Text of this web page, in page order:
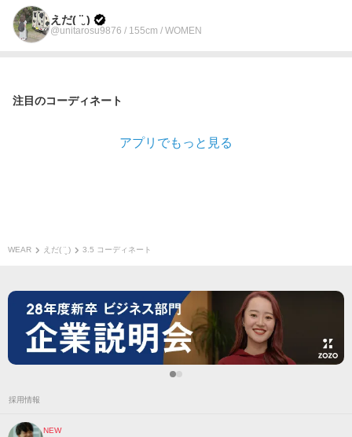
えだ( ¨̮ )
@unitarosu9876 / 155cm / WOMEN
注目のコーディネート
アプリでもっと見る
WEAR えだ( ¨̮ ) 3.5 コーディネート
採用情報
NEW